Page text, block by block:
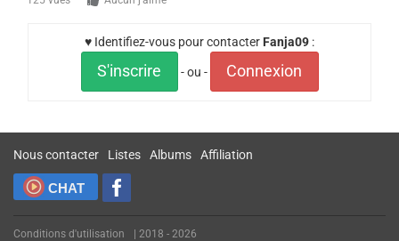
♥ Identifiez-vous pour contacter Fanja09 :
S'inscrire - ou - Connexion
Nous contacter Listes Albums Affiliation
CHAT
Conditions d'utilisation | 2018 - 2026